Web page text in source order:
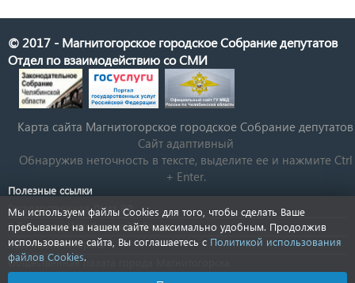
© 2017 - Магнитогорское городское Собрание депутатов
Отдел по взаимодействию со СМИ
Карта сайта Магнитогорское городское Cобрание депутатов
Сайт адаптивный
Обнаружив неточность в тексте, выделите ее и нажмите Ctrl
+ Enter.
Полезные ссылки
Государственная Дума РФ
Губернатор Челябинской области
КСП Магнитогорска
Общественная палата города Магнитогорска
Новости Челябинской области
Мы используем файлы Cookies для того, чтобы сделать Ваше
пребывание на нашем сайте максимально удобным. Продолжив
использование сайта, Вы соглашаетесь с Политикой использования
файлов Cookies.